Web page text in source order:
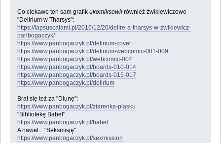
Co ciekawe ten sam grafik ukomiksowiłrównież żwikiewiczowe
"Delirium w Tharsys":
https://lapsuscalami.pl/2016/12/26/delire-a-tharsys-w-zwikiewicz-
panbogaczyk/
https://www.panbogaczyk.pl/delirium-cover
https://www.panbogaczyk.pl/delirium-webcomic-001-009
https://www.panbogaczyk.pl/webcomic-004
https://www.panbogaczyk.pl/boards-010-014
https://www.panbogaczyk.pl/boards-015-017
https://www.panbogaczyk.pl/delirium
Brał się też za "Diunę":
https://www.panbogaczyk.pl/ziarenka-piasku
"Bibliotekę Babel":
https://www.panbogaczyk.pl/babel
A nawet... "Seksmisję":
https://www.panbogaczyk.pl/sexmission